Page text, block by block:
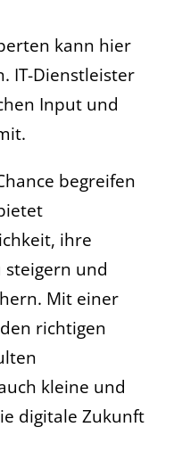
kann hier
IT-Dienstleister
Input und
begreifen
ihre
und
Mit einer
richtigen
kleine und
digitale Zukunft